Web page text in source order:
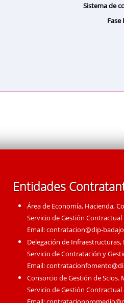
Sistema de
Fase
Entidades
Área de Economía, Hacienda,
Servicio de Gestión Contractual
Email:contratacion@dip-
Delegación de
Servicio de Contratación y
Email:
Consorcio de Gestión de Scios.
Servicio de Gestión